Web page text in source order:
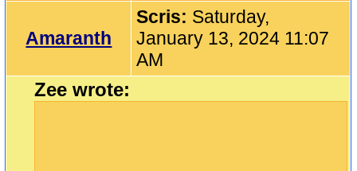
Amaranth
Scris: Saturday,
January 13, 2024 11:07
AM
Zee wrote: